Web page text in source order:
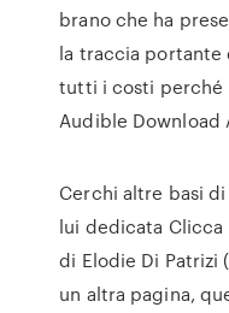
brano che ha
la traccia portante
tutti i costi perché
Audible Download
Cerchi altre basi di
lui dedicata
di Elodie Di Patrizi
un altra pagina,